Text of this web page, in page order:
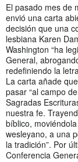
El pasado mes de
envió una carta
decisión que una
lesbiana Karen
Washington “ha
General,
redefiniendo la
La carta añade
pasar “al campo
Sagradas
nuestra fe.
bíblico,
wesleyano, a una
la tradición”. Por
Conferencia